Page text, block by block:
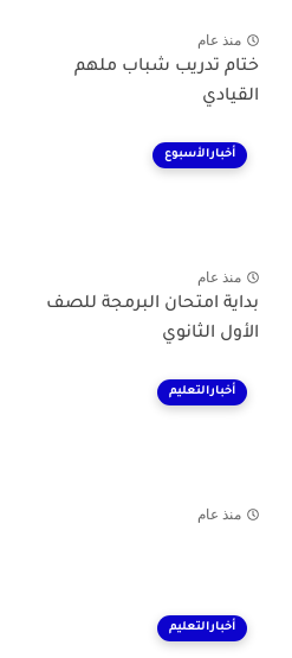
منذ عام
ختام تدريب شباب ملهم
القيادي
أخبارالأسبوع
منذ عام
بداية امتحان البرمجة للصف
الأول الثانوي
أخبارالتعليم
منذ عام
أخبارالتعليم